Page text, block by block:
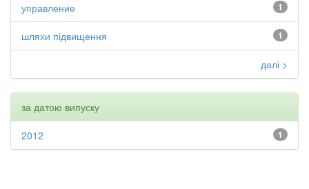
1
управление
1
шляхи підвищення
далі >
за датою випуску
1
2012